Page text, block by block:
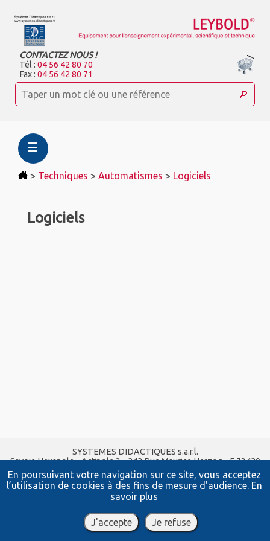
En poursuivant votre navigation sur ce site, vous acceptez
l’utilisation de cookies à des fins de mesure d'audience. En
savoir plus
J'accepte Je refuse
CONTACTEZ NOUS !
Tél :04 56 42 80 70
Fax :04 56 42 80 71
☰
> Techniques > Automatismes > Logiciels
Logiciels
SYSTEMES DIDACTIQUES s.a.r.l.
Savoie Hexapole - Actipole 3 - 242 Rue Maurice Herzog - F 73420
VIVIERS DU LAC
Tel : 04 56 42 80 70| Fax :04 56 42 80 71
xavier.granjon@systemes-didactiques.fr
leybold-didactique.fr